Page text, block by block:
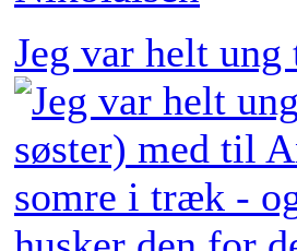
Jeg var helt